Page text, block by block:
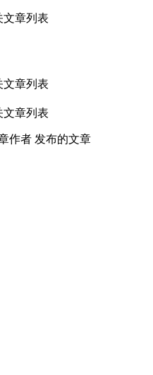
文章列表
文章列表
文章列表
作者 发布的文章